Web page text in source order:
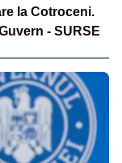
la Cotroceni.
- SURSE